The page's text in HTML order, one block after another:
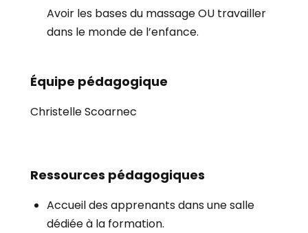
Avoir les bases du massage OU travailler
dans le monde de l’enfance.
Équipe pédagogique
Christelle Scoarnec
Ressources pédagogiques
Accueil des apprenants dans une salle
dédiée à la formation.